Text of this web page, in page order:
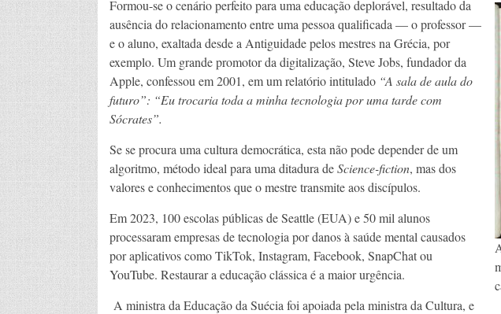
Formou-se o cenário perfeito para uma educação deplorável, resultado da
ausência do relacionamento entre uma pessoa qualificada — o professor —
e o aluno, exaltada desde a Antiguidade pelos mestres na Grécia, por
exemplo. Um grande promotor da digitalização, Steve Jobs, fundador da
Apple, confessou em 2001, em um relatório intitulado “A sala de aula do
futuro”: “Eu trocaria toda a minha tecnologia por uma tarde com
Sócrates”.
Se se procura uma cultura democrática, esta não pode depender de um
algoritmo, método ideal para uma ditadura deScience-fiction, mas dos
valores e conhecimentos que o mestre transmite aos discípulos.
Em 2023, 100 escolas públicas de Seattle (EUA) e 50 mil alunos
processaram empresas de tecnologia por danos à saúde mental causados
por aplicativos como TikTok, Instagram, Facebook, SnapChat ou
YouTube. Restaurar a educação clássica é a maior urgência.
A ministra da Educação da Suécia foi apoiada pela ministra da Cultura, e